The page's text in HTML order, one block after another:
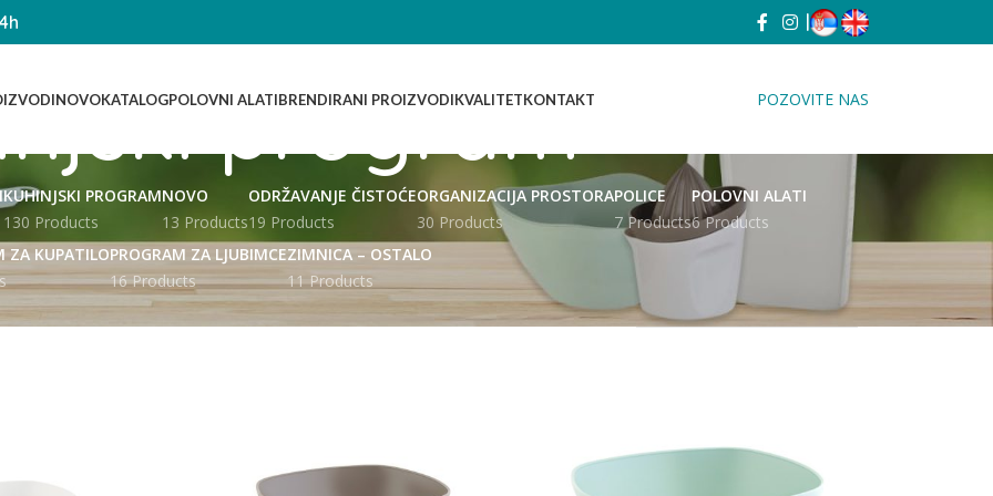
NOVOKATALOGPOLOVNI ALATIBRENDIRANI PROIZVODIKVALITETKONTAKT POZOVITE NAS
program
KUHINJSKI PROGRAM
130 Products
NOVO
13 Products
ODRŽAVANJE ČISTOĆE
19 Products
ORGANIZACIJA PROSTORA
30 Products
POLICE
7 Products
POLOVNI ALATI
6 Products
ZA KUPATILOPROGRAM ZA LJUBIMCE
16 Products
ZIMNICA – OSTALO
11 Products
Show 9 12 18 24